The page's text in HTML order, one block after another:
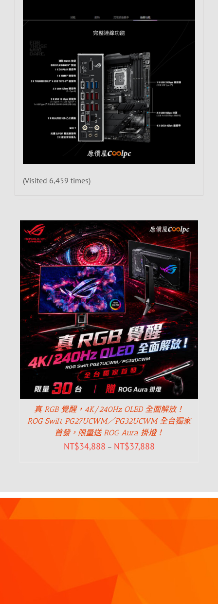
(Visited 6,459 times)
真 RGB 覺醒，4K/240Hz OLED 全面解放！
ROG Swift PG27UCWM／PG32UCWM 全台獨家
首發，限量送 ROG Aura 掛燈！
NT$34,888 – NT$37,888